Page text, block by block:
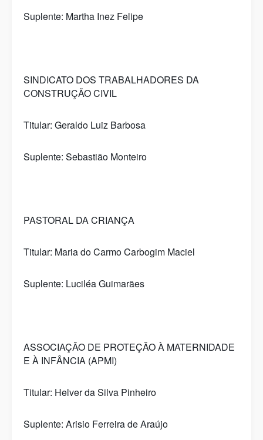
Suplente: Martha Inez Felipe
SINDICATO DOS TRABALHADORES DA
CONSTRUÇÃO CIVIL
Titular: Geraldo Luiz Barbosa
Suplente: Sebastião Monteiro
PASTORAL DA CRIANÇA
Titular: Maria do Carmo Carbogim Maciel
Suplente: Luciléa Guimarães
ASSOCIAÇÃO DE PROTEÇÃO À MATERNIDADE
E À INFÂNCIA (APMI)
Titular: Helver da Silva Pinheiro
Suplente: Arisio Ferreira de Araújo